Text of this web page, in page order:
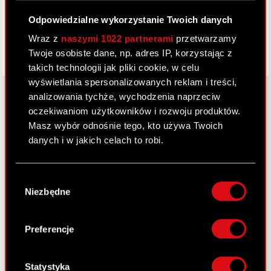
Odpowiedzialne wykorzystanie Twoich danych
Wraz z naszymi 1022 partnerami przetwarzamy
Twoje osobiste dane, np. adres IP, korzystając z
takich technologii jak pliki cookie, w celu
wyświetlania spersonalizowanych reklam i treści,
analizowania tychże, wychodzenia naprzeciw
oczekiwaniom użytkowników i rozwoju produktów.
Masz wybór odnośnie tego, kto używa Twoich
danych i w jakich celach to robi.
lokalizacji geograficznej z dokładnością nawet
Identyfikować Twoje urządzenie, aktywnie
analizując charakteryzującego je zbiory
palca)
zgody
Niezbędne
Preferencje
Statystyka
O CD PROJEKT
Grupa Kapitałowa
Inwestorzy
Kariera